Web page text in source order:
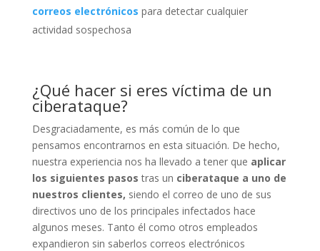
correos electrónicos para detectar cualquier
actividad sospechosa
¿Qué hacer si eres víctima de un
ciberataque?
Desgraciadamente, es más común de lo que
pensamos encontrarnos en esta situación. De hecho,
nuestra experiencia nos ha llevado a tener que aplicar
los siguientes pasos tras un ciberataque a uno de
nuestros clientes, siendo el correo de uno de sus
directivos uno de los principales infectados hace
algunos meses. Tanto él como otros empleados
expandieron sin saberlos correos electrónicos